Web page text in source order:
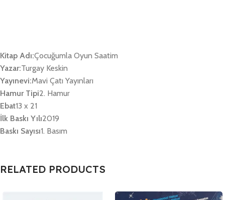
Kitap Adı:Çocuğumla Oyun Saatim
Yazar:Turgay Keskin
Yayınevi:Mavi Çatı Yayınları
Hamur Tipi2. Hamur
Ebat13 x 21
İlk Baskı Yılı2019
Baskı Sayısı1. Basım
RELATED PRODUCTS